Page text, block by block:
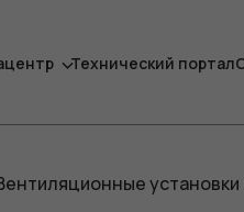
Технический портал
установки